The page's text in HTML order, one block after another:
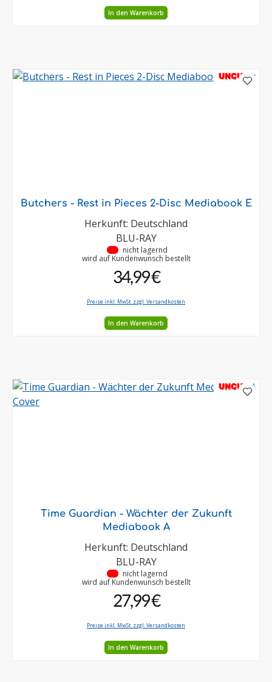
In den Warenkorb
UNCUT
Butchers - Rest in Pieces 2-Disc Mediabook E
Herkunft: Deutschland
BLU-RAY
nicht lagernd
wird auf Kundenwunsch bestellt
34,99 €
Preise inkl. MwSt. zzgl. Versandkosten
In den Warenkorb
UNCUT
Time Guardian - Wächter der Zukunft
Mediabook A
Herkunft: Deutschland
BLU-RAY
nicht lagernd
wird auf Kundenwunsch bestellt
27,99 €
Preise inkl. MwSt. zzgl. Versandkosten
In den Warenkorb